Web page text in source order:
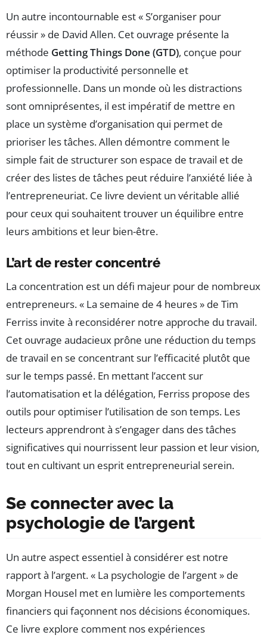
Un autre incontournable est « S’organiser pour
réussir » de David Allen. Cet ouvrage présente la
méthode Getting Things Done (GTD), conçue pour
optimiser la productivité personnelle et
professionnelle. Dans un monde où les distractions
sont omniprésentes, il est impératif de mettre en
place un système d’organisation qui permet de
prioriser les tâches. Allen démontre comment le
simple fait de structurer son espace de travail et de
créer des listes de tâches peut réduire l’anxiété liée à
l’entrepreneuriat. Ce livre devient un véritable allié
pour ceux qui souhaitent trouver un équilibre entre
leurs ambitions et leur bien-être.
L’art de rester concentré
La concentration est un défi majeur pour de nombreux
entrepreneurs. « La semaine de 4 heures » de Tim
Ferriss invite à reconsidérer notre approche du travail.
Cet ouvrage audacieux prône une réduction du temps
de travail en se concentrant sur l’efficacité plutôt que
sur le temps passé. En mettant l’accent sur
l’automatisation et la délégation, Ferriss propose des
outils pour optimiser l’utilisation de son temps. Les
lecteurs apprendront à s’engager dans des tâches
significatives qui nourrissent leur passion et leur vision,
tout en cultivant un esprit entrepreneurial serein.
Se connecter avec la
psychologie de l’argent
Un autre aspect essentiel à considérer est notre
rapport à l’argent. « La psychologie de l’argent » de
Morgan Housel met en lumière les comportements
financiers qui façonnent nos décisions économiques.
Ce livre explore comment nos expériences